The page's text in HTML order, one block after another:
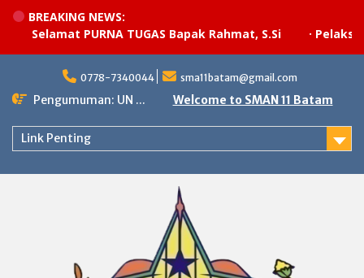
BREAKING NEWS:
Selamat PURNA TUGAS Bapak Rahmat, S.Si
content
0778-7340044 sma11batam@gmail.com
Pengumuman: UN ... Welcome to SMAN 11 Batam
Link Penting